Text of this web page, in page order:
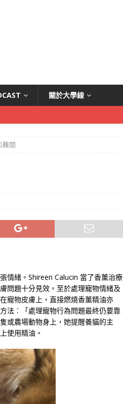
關於大學線
難開
情緒。Shireen Calucin 當了香薰治療
問題十分見效。至於處理寵物情緒及
寵物皮膚上，直接燃燒香薰精油亦
法︰「處理寵物行為問題最終仍要靠
或農場動物身上，她提醒養貓的主
使用精油。